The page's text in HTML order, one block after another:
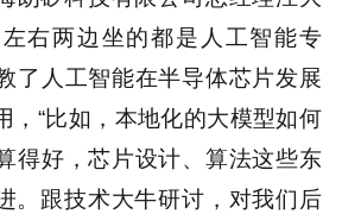
右两边坐的都是人工智能专
了人工智能在半导体芯片发展
，“比如，本地化的大模型如何
得好，芯片设计、算法这些东
。跟技术大牛研讨，对我们后